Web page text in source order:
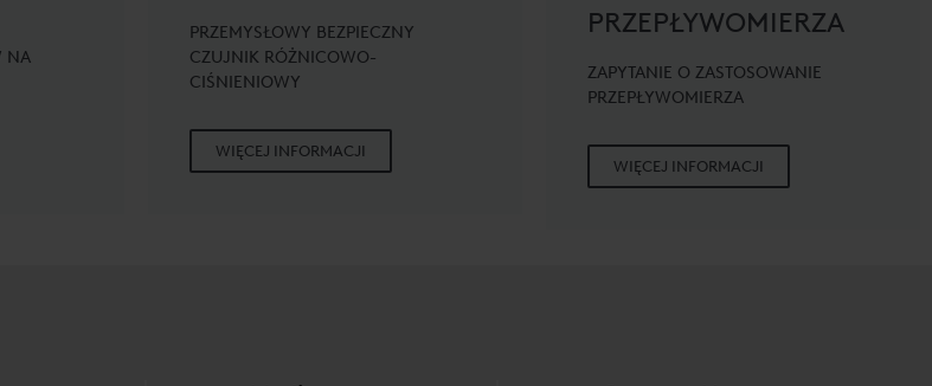
NA
PRZEMYSŁOWY BEZPIECZNY
CZUJNIK RÓŻNICOWO-
CIŚNIENIOWY
WIĘCEJ INFORMACJI
PRZEPŁYWOMIERZA
ZAPYTANIE O ZASTOSOWANIE
PRZEPŁYWOMIERZA
WIĘCEJ INFORMACJI